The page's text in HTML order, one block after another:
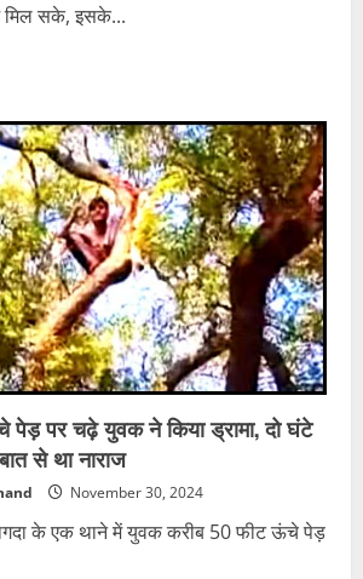
मिल सके, इसके...
पर चढ़े युवक ने किया ड्रामा, दो घंटे
से था नाराज
November 30, 2024
के एक थाने में युवक करीब 50 फीट ऊंचे पेड़